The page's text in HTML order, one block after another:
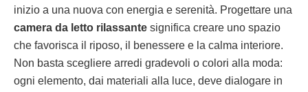
inizio a una nuova con energia e serenità. Progettare una
camera da letto rilassante significa creare uno spazio
che favorisca il riposo, il benessere e la calma interiore.
Non basta scegliere arredi gradevoli o colori alla moda:
ogni elemento, dai materiali alla luce, deve dialogare in